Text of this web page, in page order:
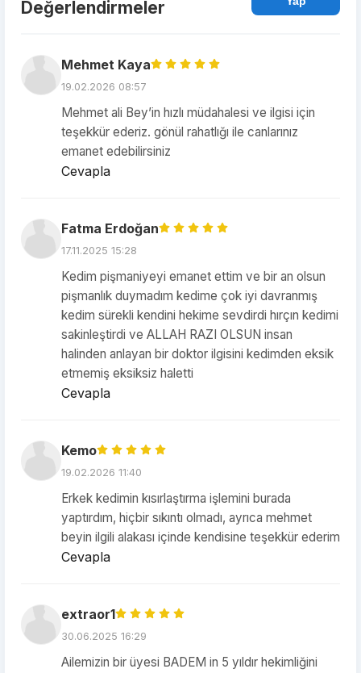
Değerlendirmeler
Mehmet Kaya
19.02.2026 08:57
Mehmet ali Bey’in hızlı müdahalesi ve ilgisi için
teşekkür ederiz. gönül rahatlığı ile canlarınız
emanet edebilirsiniz
Cevapla
Fatma Erdoğan
17.11.2025 15:28
Kedim pişmaniyeyi emanet ettim ve bir an olsun
pişmanlık duymadım kedime çok iyi davranmış
kedim sürekli kendini hekime sevdirdi hırçın kedimi
sakinleştirdi ve ALLAH RAZI OLSUN insan
halinden anlayan bir doktor ilgisini kedimden eksik
etmemiş eksiksiz haletti
Cevapla
Kemo
19.02.2026 11:40
Erkek kedimin kısırlaştırma işlemini burada
yaptırdım, hiçbir sıkıntı olmadı, ayrıca mehmet
beyin ilgili alakası içinde kendisine teşekkür ederim
Cevapla
extraor1
30.06.2025 16:29
Ailemizin bir üyesi BADEM in 5 yıldır hekimliğini